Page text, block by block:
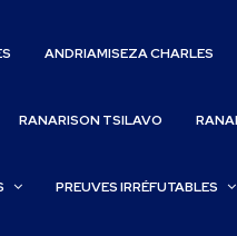
ANDRIAMISEZA CHARLES
RANARISON TSILAVO
PREUVES IRRÉFUTABLES